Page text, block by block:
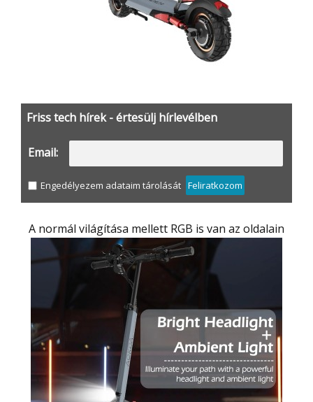
Friss tech hírek - értesülj hírlevélben
Email:
Engedélyezem adataim tárolását Feliratkozom
A normál világítása mellett RGB is van az oldalain